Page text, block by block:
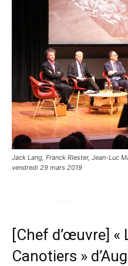
Jack Lang, Franck RIester, Jean-Luc
vendredi 29 mars 2019
[Chef d’œuvre] «
Canotiers »